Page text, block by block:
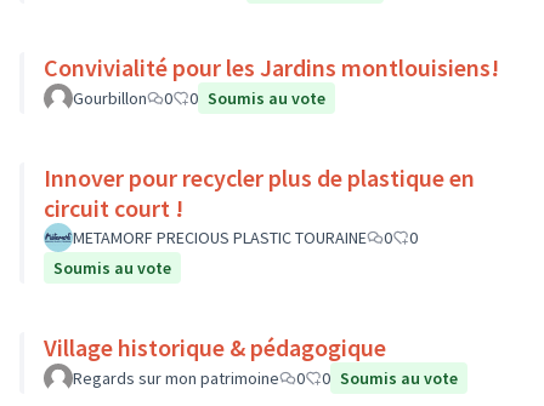
Convivialité pour les Jardins montlouisiens!
Gourbillon 0 0 Soumis au vote
Innover pour recycler plus de plastique en
circuit court !
METAMORF PRECIOUS PLASTIC TOURAINE 0
0
Soumis au vote
Village historique & pédagogique
Regards sur mon patrimoine 0 0 Soumis au vote